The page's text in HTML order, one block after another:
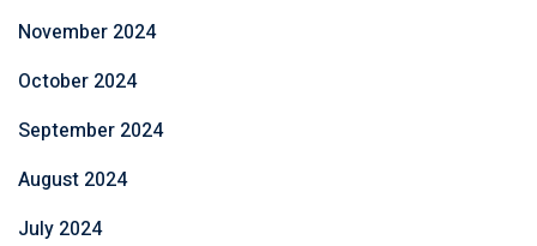
November 2024
October 2024
September 2024
August 2024
July 2024